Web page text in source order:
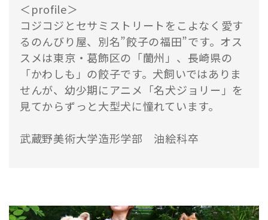
＜profile＞
コジコジとセサミストリートをこよなく愛す
るのんびり屋、別名”餃子の福田”です。オス
スメは東京・葛飾区の「蘭州」、長崎県の
「かわしも」の餃子です。犬飼いではありま
せんが、幼少期にアニメ「名犬ジョリー」を
見てからずっと大型犬に憧れています。
武蔵野美術大学造形学部 油絵科卒